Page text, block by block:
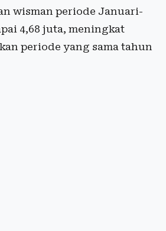
wisman periode Januari-
4,68 juta, meningkat
periode yang sama tahun